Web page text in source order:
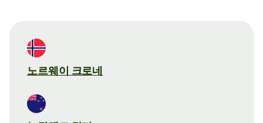
노르웨이 크로네